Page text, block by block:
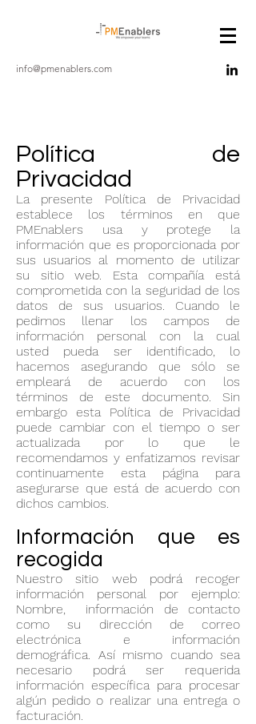
info@pmenablers.com
Política de
Privacidad
La presente Política de Privacidad
establece los términos en que
PMEnablers usa y protege la
información que es proporcionada por
sus usuarios al momento de utilizar
su sitio web. Esta compañía está
comprometida con la seguridad de los
datos de sus usuarios. Cuando le
pedimos llenar los campos de
información personal con la cual
usted pueda ser identificado, lo
hacemos asegurando que sólo se
empleará de acuerdo con los
términos de este documento. Sin
embargo esta Política de Privacidad
puede cambiar con el tiempo o ser
actualizada por lo que le
recomendamos y enfatizamos revisar
continuamente esta página para
asegurarse que está de acuerdo con
dichos cambios.
Información que es
recogida
Nuestro sitio web podrá recoger
información personal por ejemplo:
Nombre, información de contacto
como su dirección de correo
electrónica e información
demográfica. Así mismo cuando sea
necesario podrá ser requerida
información específica para procesar
algún pedido o realizar una entrega o
facturación.